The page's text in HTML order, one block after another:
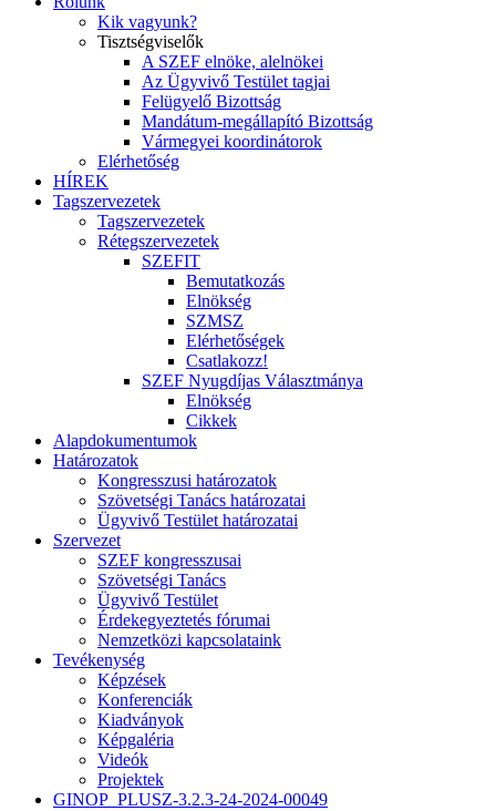
Kik vagyunk?
Tisztségviselők
A SZEF elnöke, alelnökei
Az Ügyvivő Testület tagjai
Felügyelő Bizottság
Mandátum-megállapító Bizottság
Vármegyei koordinátorok
Elérhetőség
HÍREK
Tagszervezetek
Tagszervezetek
Rétegszervezetek
SZEFIT
Bemutatkozás
Elnökség
SZMSZ
Elérhetőségek
Csatlakozz!
SZEF Nyugdíjas Választmánya
Elnökség
Cikkek
Alapdokumentumok
Határozatok
Kongresszusi határozatok
Szövetségi Tanács határozatai
Ügyvivő Testület határozatai
Szervezet
SZEF kongresszusai
Szövetségi Tanács
Ügyvivő Testület
Érdekegyeztetés fórumai
Nemzetközi kapcsolataink
Tevékenység
Képzések
Konferenciák
Kiadványok
Képgaléria
Videók
Projektek
GINOP_PLUSZ-3.2.3-24-2024-00049